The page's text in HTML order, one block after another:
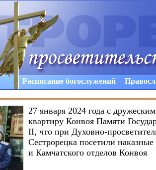
Расписание богослужений
27 января 2024 года с
квартиру Конвоя Памяти
II, что при Духовно-
Сестрорецка посетили
и Камчатского отделов Конвоя